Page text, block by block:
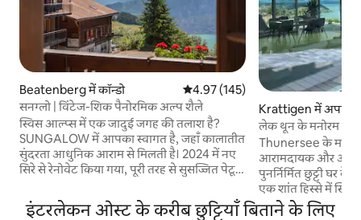
Beatenberg में कॉन्डो औसत रेटिंग 5 में से 4.97, 145 समीक्षाएँ
4.97 (145)
सनग्लो | विंटेज-शिक पैनोरमिक अल्प शैले
स्विस आल्प्स में एक जादुई जगह की तलाश है?
SUNGALOW में आपका स्वागत है, जहाँ कालातीत
सुंदरता आधुनिक आराम से मिलती है। 2024 में नए
सिरे से रेनोवेट किया गया, पूरी तरह से सुसज्जित पेटू
ईगर, मोन्च और जंगफ़्राऊ पहाड़ों के नज़ारों के साथ
रैपराउंड बालकनी का मज़ा लें। बस स्टॉप से
Krattigen में
लेक थून के मनोरम
Thunersee के
आरामदायक और
पुनर्निर्मित छुट्टी घर
एक शांत हिस्से में
भ्रमण के लिए शुरुआती
इंटरलेकन ओस्ट के करीब छुट्टियाँ बिताने के लिए